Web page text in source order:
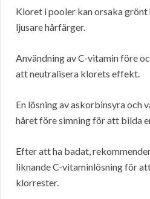
Kloret i pooler kan orsaka grönt
ljusare hårfärger.
Användning av C-vitamin före
att neutralisera klorets effekt.
En lösning av askorbinsyra och
håret före simning för att bilda
Efter att ha badat,
liknande C-vitaminlösning för
klorrester.